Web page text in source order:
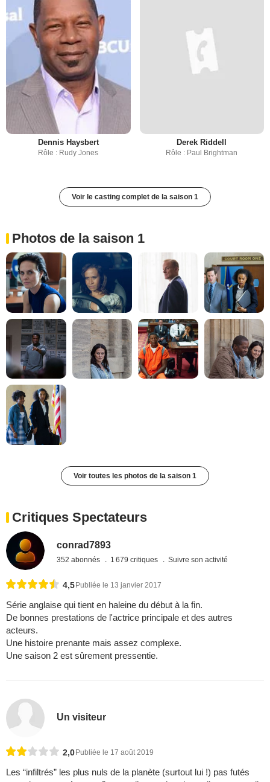
Dennis Haysbert
Rôle : Rudy Jones
Derek Riddell
Rôle : Paul Brightman
Voir le casting complet de la saison 1
Photos de la saison 1
Voir toutes les photos de la saison 1
Critiques Spectateurs
conrad7893
352 abonnés 1 679 critiques Suivre son activité
4,5 Publiée le 13 janvier 2017
Série anglaise qui tient en haleine du début à la fin.
De bonnes prestations de l'actrice principale et des autres
acteurs.
Une histoire prenante mais assez complexe.
Une saison 2 est sûrement pressentie.
Un visiteur
2,0 Publiée le 17 août 2019
Les “infiltrés” les plus nuls de la planète (surtout lui !) pas futés